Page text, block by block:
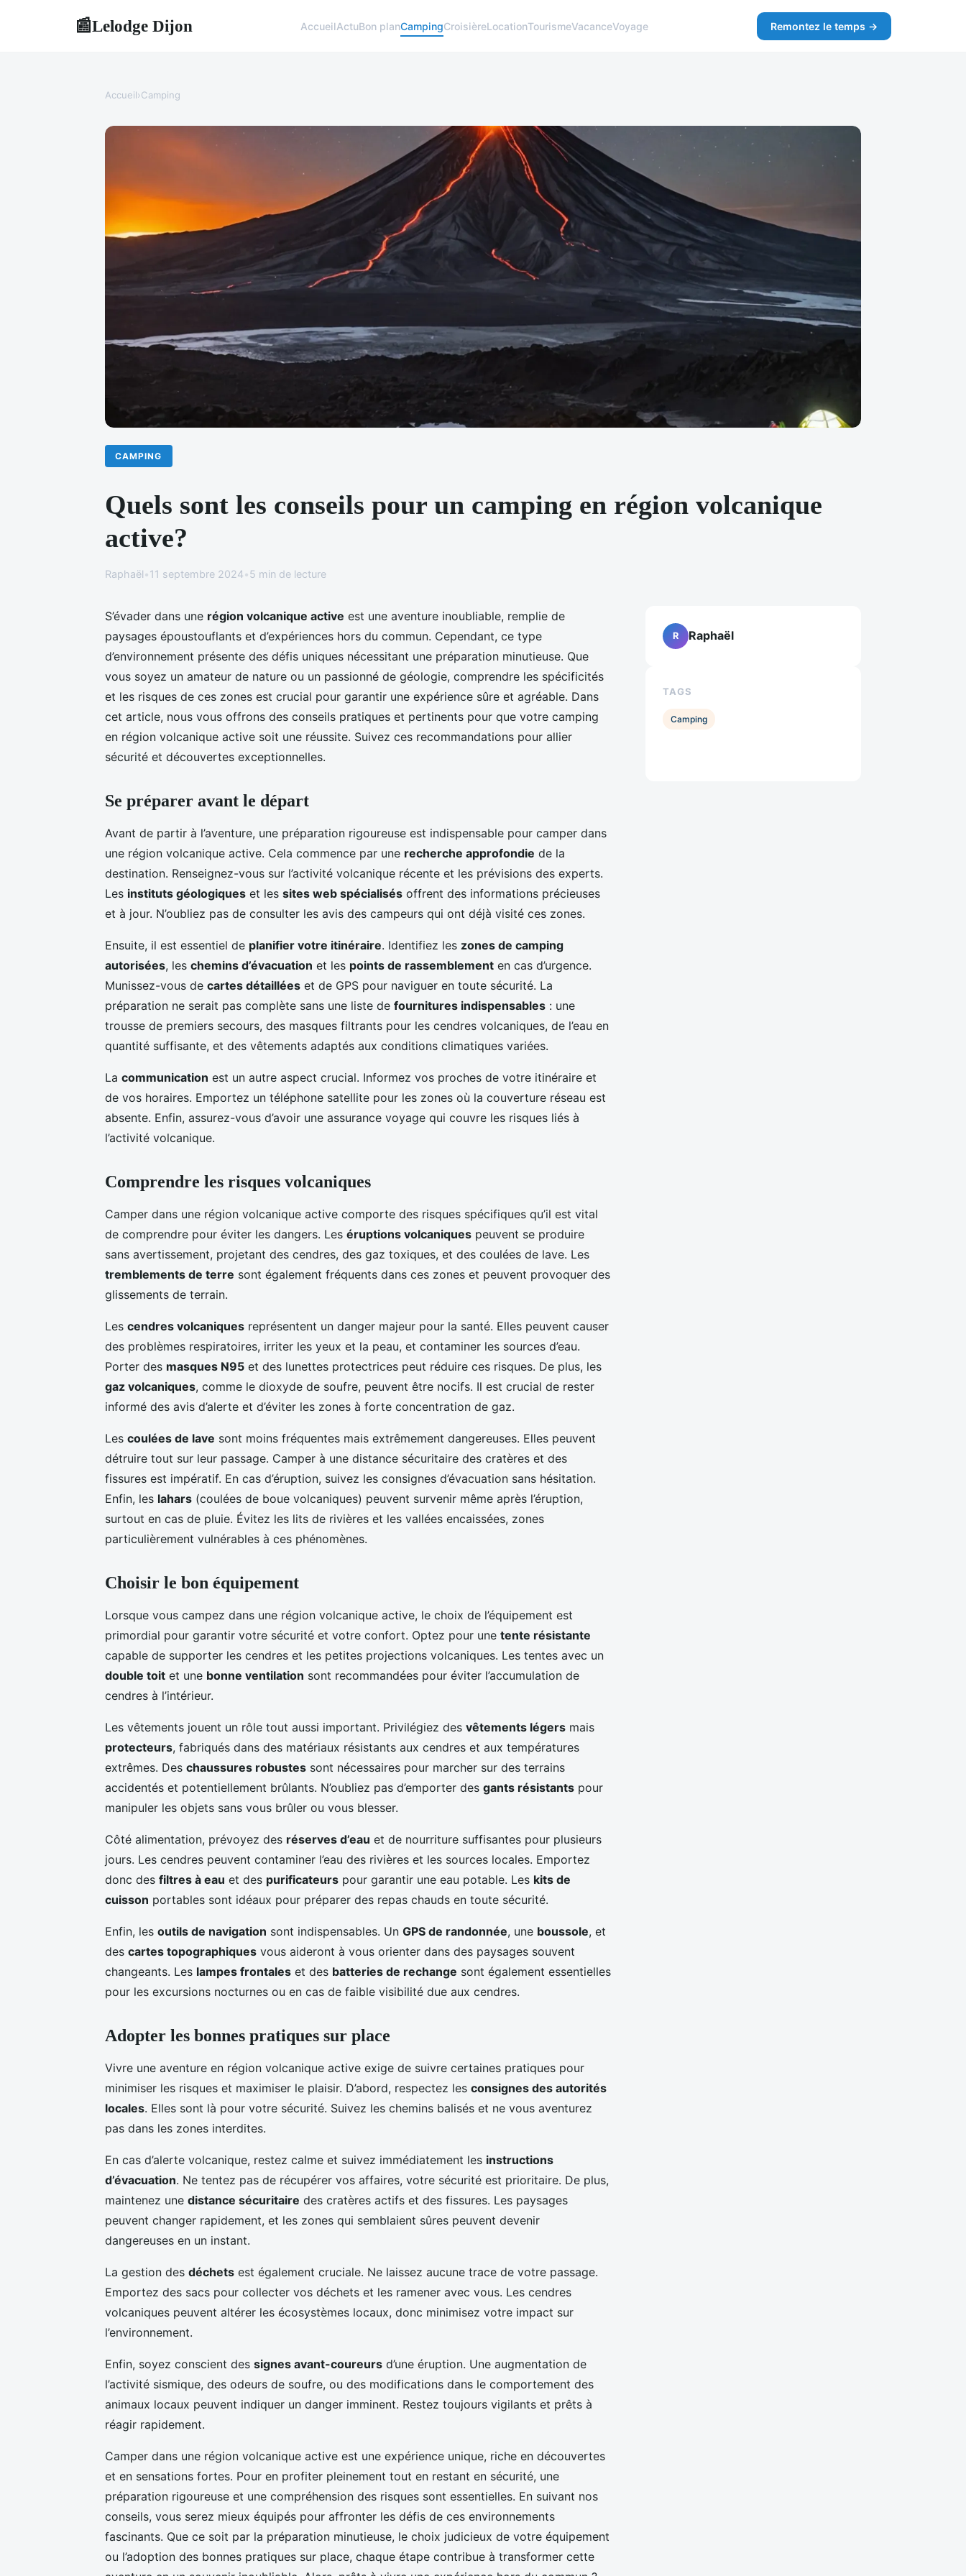
📰Lelodge Dijon AccueilActuBon planCampingCroisièreLocationTourismeVacanceVoyage Remontez le temps →
Accueil›Camping
CAMPING
Quels sont les conseils pour un camping en région volcanique
active?
Raphaël•11 septembre 2024•5 min de lecture
S’évader dans une région volcanique active est une aventure inoubliable, remplie de
paysages époustouflants et d’expériences hors du commun. Cependant, ce type
d’environnement présente des défis uniques nécessitant une préparation minutieuse. Que
vous soyez un amateur de nature ou un passionné de géologie, comprendre les spécificités
et les risques de ces zones est crucial pour garantir une expérience sûre et agréable. Dans
cet article, nous vous offrons des conseils pratiques et pertinents pour que votre camping
en région volcanique active soit une réussite. Suivez ces recommandations pour allier
sécurité et découvertes exceptionnelles.
Se préparer avant le départ
Avant de partir à l’aventure, une préparation rigoureuse est indispensable pour camper dans
une région volcanique active. Cela commence par une recherche approfondie de la
destination. Renseignez-vous sur l’activité volcanique récente et les prévisions des experts.
Les instituts géologiques et les sites web spécialisés offrent des informations précieuses
et à jour. N’oubliez pas de consulter les avis des campeurs qui ont déjà visité ces zones.
Ensuite, il est essentiel de planifier votre itinéraire. Identifiez les zones de camping
autorisées, les chemins d’évacuation et les points de rassemblement en cas d’urgence.
Munissez-vous de cartes détaillées et de GPS pour naviguer en toute sécurité. La
préparation ne serait pas complète sans une liste de fournitures indispensables : une
trousse de premiers secours, des masques filtrants pour les cendres volcaniques, de l’eau en
quantité suffisante, et des vêtements adaptés aux conditions climatiques variées.
La communication est un autre aspect crucial. Informez vos proches de votre itinéraire et
de vos horaires. Emportez un téléphone satellite pour les zones où la couverture réseau est
absente. Enfin, assurez-vous d’avoir une assurance voyage qui couvre les risques liés à
l’activité volcanique.
Comprendre les risques volcaniques
Camper dans une région volcanique active comporte des risques spécifiques qu’il est vital
de comprendre pour éviter les dangers. Les éruptions volcaniques peuvent se produire
sans avertissement, projetant des cendres, des gaz toxiques, et des coulées de lave. Les
tremblements de terre sont également fréquents dans ces zones et peuvent provoquer des
glissements de terrain.
Les cendres volcaniques représentent un danger majeur pour la santé. Elles peuvent causer
des problèmes respiratoires, irriter les yeux et la peau, et contaminer les sources d’eau.
Porter des masques N95 et des lunettes protectrices peut réduire ces risques. De plus, les
gaz volcaniques, comme le dioxyde de soufre, peuvent être nocifs. Il est crucial de rester
informé des avis d’alerte et d’éviter les zones à forte concentration de gaz.
Les coulées de lave sont moins fréquentes mais extrêmement dangereuses. Elles peuvent
détruire tout sur leur passage. Camper à une distance sécuritaire des cratères et des
fissures est impératif. En cas d’éruption, suivez les consignes d’évacuation sans hésitation.
Enfin, les lahars (coulées de boue volcaniques) peuvent survenir même après l’éruption,
surtout en cas de pluie. Évitez les lits de rivières et les vallées encaissées, zones
particulièrement vulnérables à ces phénomènes.
Choisir le bon équipement
Lorsque vous campez dans une région volcanique active, le choix de l’équipement est
primordial pour garantir votre sécurité et votre confort. Optez pour une tente résistante
capable de supporter les cendres et les petites projections volcaniques. Les tentes avec un
double toit et une bonne ventilation sont recommandées pour éviter l’accumulation de
cendres à l’intérieur.
Les vêtements jouent un rôle tout aussi important. Privilégiez des vêtements légers mais
protecteurs, fabriqués dans des matériaux résistants aux cendres et aux températures
extrêmes. Des chaussures robustes sont nécessaires pour marcher sur des terrains
accidentés et potentiellement brûlants. N’oubliez pas d’emporter des gants résistants pour
manipuler les objets sans vous brûler ou vous blesser.
Côté alimentation, prévoyez des réserves d’eau et de nourriture suffisantes pour plusieurs
jours. Les cendres peuvent contaminer l’eau des rivières et les sources locales. Emportez
donc des filtres à eau et des purificateurs pour garantir une eau potable. Les kits de
cuisson portables sont idéaux pour préparer des repas chauds en toute sécurité.
Enfin, les outils de navigation sont indispensables. Un GPS de randonnée, une boussole, et
des cartes topographiques vous aideront à vous orienter dans des paysages souvent
changeants. Les lampes frontales et des batteries de rechange sont également essentielles
pour les excursions nocturnes ou en cas de faible visibilité due aux cendres.
Adopter les bonnes pratiques sur place
Vivre une aventure en région volcanique active exige de suivre certaines pratiques pour
minimiser les risques et maximiser le plaisir. D’abord, respectez les consignes des autorités
locales. Elles sont là pour votre sécurité. Suivez les chemins balisés et ne vous aventurez
pas dans les zones interdites.
En cas d’alerte volcanique, restez calme et suivez immédiatement les instructions
d’évacuation. Ne tentez pas de récupérer vos affaires, votre sécurité est prioritaire. De plus,
maintenez une distance sécuritaire des cratères actifs et des fissures. Les paysages
peuvent changer rapidement, et les zones qui semblaient sûres peuvent devenir
dangereuses en un instant.
La gestion des déchets est également cruciale. Ne laissez aucune trace de votre passage.
Emportez des sacs pour collecter vos déchets et les ramener avec vous. Les cendres
volcaniques peuvent altérer les écosystèmes locaux, donc minimisez votre impact sur
l’environnement.
Enfin, soyez conscient des signes avant-coureurs d’une éruption. Une augmentation de
l’activité sismique, des odeurs de soufre, ou des modifications dans le comportement des
animaux locaux peuvent indiquer un danger imminent. Restez toujours vigilants et prêts à
réagir rapidement.
Camper dans une région volcanique active est une expérience unique, riche en découvertes
et en sensations fortes. Pour en profiter pleinement tout en restant en sécurité, une
préparation rigoureuse et une compréhension des risques sont essentielles. En suivant nos
conseils, vous serez mieux équipés pour affronter les défis de ces environnements
fascinants. Que ce soit par la préparation minutieuse, le choix judicieux de votre équipement
ou l’adoption des bonnes pratiques sur place, chaque étape contribue à transformer cette
R Raphaël
TAGS
Camping